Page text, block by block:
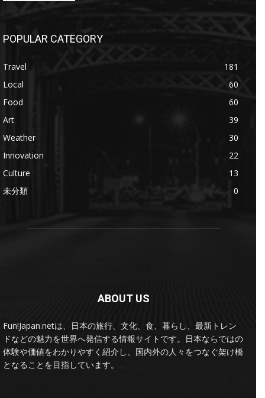
POPULAR CATEGORY
Travel
181
Local
60
Food
60
Art
39
Weather
30
Innovation
22
Culture
13
未分類
0
ABOUT US
Fun!Japan.netは、日本の旅行、文化、食、暮らし、最新トレン
ドなどの魅力を世界へ発信する情報サイトです。日本ならではの
体験や価値をわかりやすく紹介し、国内外の人々をつなぐ架け橋
となることを目指しています。